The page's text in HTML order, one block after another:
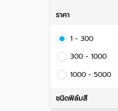
ราคา
1 - 300
300 - 1000
1000 - 5000
ชนิดฟิล์มสี